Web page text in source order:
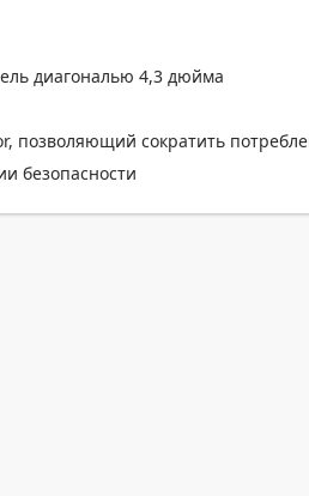
диагональю 4,3 дюйма
позволяющий сократить
безопасности